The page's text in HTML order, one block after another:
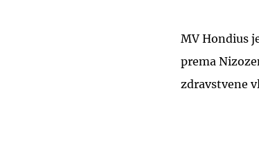
MV Hondius
prema
zdravstvene